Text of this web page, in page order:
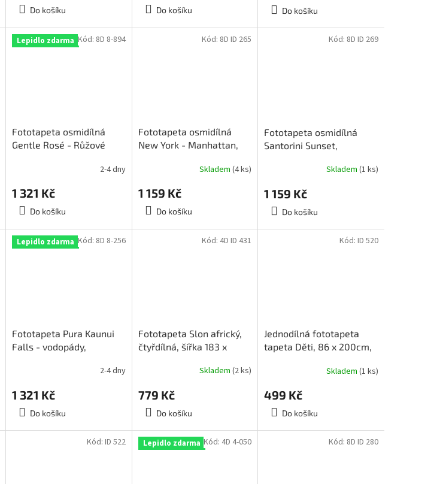
Do košíku Do košíku Do košíku
Lepidlo zdarma
Fototapeta osmidílná
Gentle Rosé - Růžové
2-4 dny
1 321 Kč
Do košíku
Kód: 8D 8-894
Fototapeta osmidílná
New York - Manhattan,
poslední poslední 4 ks
Skladem(4 ks)
1 159 Kč
Do košíku
Kód: 8D ID 265
Fototapeta osmidílná
Santorini Sunset,
skladem poslední 1 ks
Skladem (1 ks)
1 159 Kč
Do košíku
Kód: 8D ID 269
Lepidlo zdarma
Fototapeta Pura Kaunui
Falls - vodopády,
2-4 dny
1 321 Kč
Do košíku
Kód: 8D 8-256
Fototapeta Slon africký,
čtyřdílná, šířka 183 x
Skladem(2 ks)
779 Kč
Do košíku
Kód: 4D ID 431
Jednodílná fototapeta
tapeta Děti, 86 x 200cm,
Skladem (1 ks)
499 Kč
Do košíku
Kód: ID 520
Kód: ID 522 Lepidlo zdarma Kód: 4D 4-050 Kód: 8D ID 280